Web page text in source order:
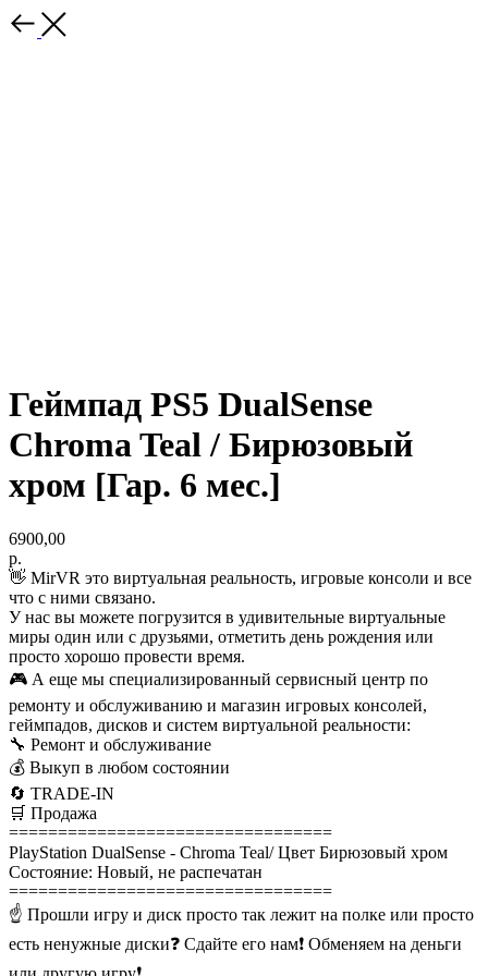
Геймпад PS5 DualSense
Chroma Teal / Бирюзовый
хром [Гар. 6 мес.]
6900,00
р.
👋 MirVR это виртуальная реальность, игровые консоли и все
что с ними связано.
У нас вы можете погрузится в удивительные виртуальные
миры один или с друзьями, отметить день рождения или
просто хорошо провести время.
🎮 А еще мы специализированный сервисный центр по
ремонту и обслуживанию и магазин игровых консолей,
геймпадов, дисков и систем виртуальной реальности:
🔧 Ремонт и обслуживание
💰 Выкуп в любом состоянии
🔄 TRADE-IN
🛒 Продажа
=================================
PlayStation DualSense - Chroma Teal/ Цвет Бирюзовый хром
Состояние: Новый, не распечатан
=================================
☝ Прошли игру и диск просто так лежит на полке или просто
есть ненужные диски❓ Сдайте его нам❗ Обменяем на деньги